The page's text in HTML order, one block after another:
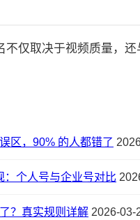
仅取决于视频质量，
区，90% 的人都错了
：个人号与企业号对比
？真实规则详解 2026-03-